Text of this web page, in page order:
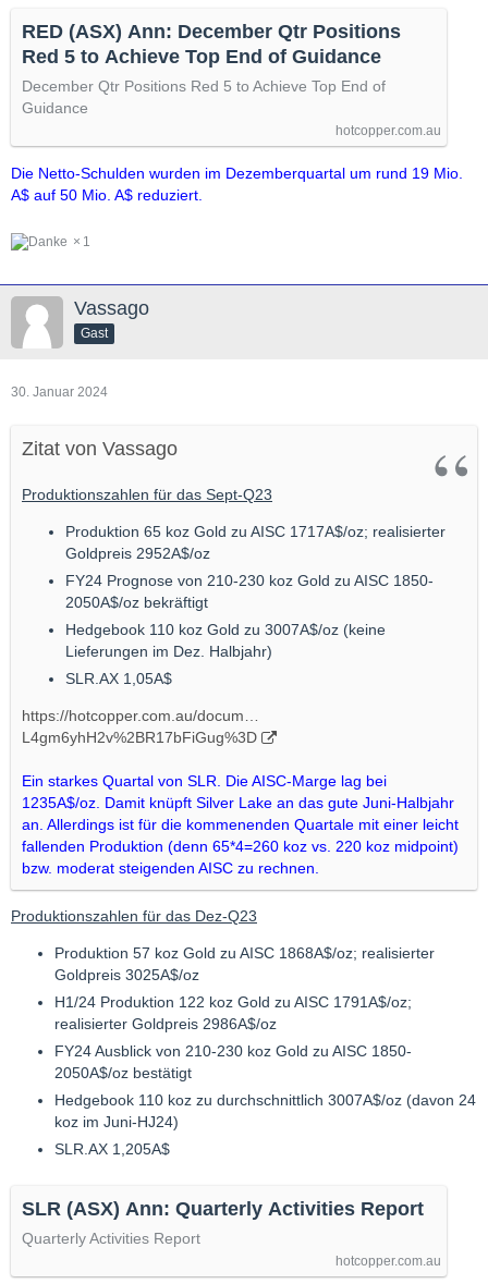
RED (ASX) Ann: December Qtr Positions
Red 5 to Achieve Top End of Guidance
December Qtr Positions Red 5 to Achieve Top End of
Guidance
hotcopper.com.au
Die Netto-Schulden wurden im Dezemberquartal um rund 19 Mio.
A$ auf 50 Mio. A$ reduziert.
1
Vassago
Gast
30. Januar 2024
Zitat von Vassago
Produktionszahlen für das Sept-Q23
Produktion 65 koz Gold zu AISC 1717A$/oz; realisierter
Goldpreis 2952A$/oz
FY24 Prognose von 210-230 koz Gold zu AISC 1850-
2050A$/oz bekräftigt
Hedgebook 110 koz Gold zu 3007A$/oz (keine
Lieferungen im Dez. Halbjahr)
SLR.AX 1,05A$
https://hotcopper.com.au/docum…
L4gm6yhH2v%2BR17bFiGug%3D
Ein starkes Quartal von SLR. Die AISC-Marge lag bei
1235A$/oz. Damit knüpft Silver Lake an das gute Juni-Halbjahr
an. Allerdings ist für die kommenenden Quartale mit einer leicht
fallenden Produktion (denn 65*4=260 koz vs. 220 koz midpoint)
bzw. moderat steigenden AISC zu rechnen.
Produktionszahlen für das Dez-Q23
Produktion 57 koz Gold zu AISC 1868A$/oz; realisierter
Goldpreis 3025A$/oz
H1/24 Produktion 122 koz Gold zu AISC 1791A$/oz;
realisierter Goldpreis 2986A$/oz
FY24 Ausblick von 210-230 koz Gold zu AISC 1850-
2050A$/oz bestätigt
Hedgebook 110 koz zu durchschnittlich 3007A$/oz (davon 24
koz im Juni-HJ24)
SLR.AX 1,205A$
SLR (ASX) Ann: Quarterly Activities Report
Quarterly Activities Report
hotcopper.com.au